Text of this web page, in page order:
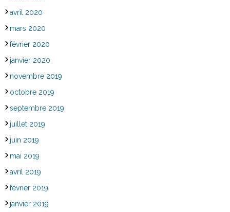
avril 2020
mars 2020
février 2020
janvier 2020
novembre 2019
octobre 2019
septembre 2019
juillet 2019
juin 2019
mai 2019
avril 2019
février 2019
janvier 2019